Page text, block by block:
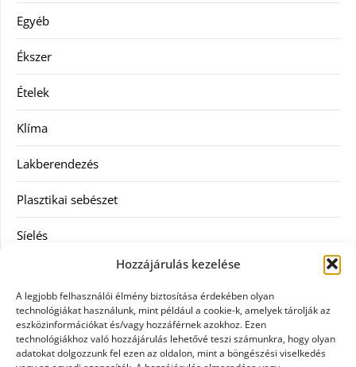
Hozzájárulás kezelése
A legjobb felhasználói élmény biztosítása érdekében olyan
technológiákat használunk, mint például a cookie-k, amelyek tárolják az
eszközinformációkat és/vagy hozzáférnek azokhoz. Ezen
technológiákhoz való hozzájárulás lehetővé teszi számunkra, hogy olyan
adatokat dolgozzunk fel ezen az oldalon, mint a böngészési viselkedés
Egyéb
Ékszer
Ételek
Klíma
Lakberendezés
Plasztikai sebészet
Síelés
Táskák
Vásárlás